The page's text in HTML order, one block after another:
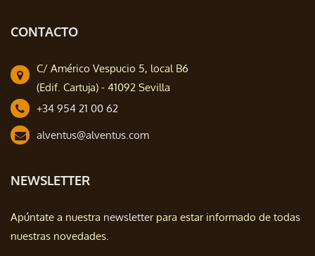
CONTACTO
C/ Américo Vespucio 5, local B6
(Edif. Cartuja) - 41092 Sevilla
+34 954 21 00 62
alventus@alventus.com
NEWSLETTER
Apúntate a nuestra newsletterpara estar informado de todas
nuestras novedades.